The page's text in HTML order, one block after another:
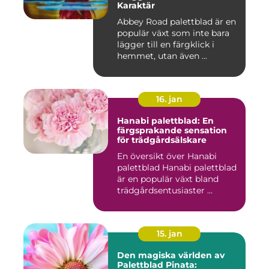
Karaktär
Abbey Road palettblad är en
populär växt som inte bara
lägger till en färgklick i
hemmet, utan även ...
16. jan
Hanabi palettblad: En
färgsprakande sensation
för trädgårdsälskare
En översikt över Hanabi
palettblad Hanabi palettblad
är en populär växt bland
trädgårdsentusiaster ...
15. jan
Den magiska världen av
Palettblad Pinata: